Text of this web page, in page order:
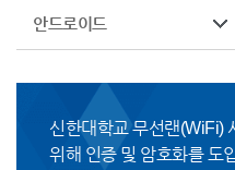
안드로이드
신한대학교 무선랜(WiFi)
위해 인증 및 암호화를 도